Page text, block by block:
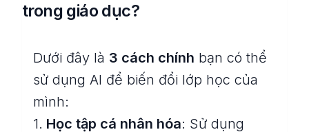
trong giáo dục?
Dưới đây là 3 cách chính bạn có thể
sử dụng AI để biến đổi lớp học của
mình:
1. Học tập cá nhân hóa: Sử dụng